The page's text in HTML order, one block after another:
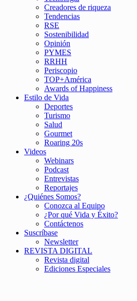
Creadores de riqueza
Tendencias
RSE
Sostenibilidad
Opinión
PYMES
RRHH
Periscopio
TOP+América
Awards of Happiness
Estilo de Vida
Deportes
Turismo
Salud
Gourmet
Roaring 20s
Videos
Webinars
Podcast
Entrevistas
Reportajes
¿Quiénes Somos?
Conozca al Equipo
¿Por qué Vida y Éxito?
Contáctenos
Suscríbase
Newsletter
REVISTA DIGITAL
Revista digital
Ediciones Especiales